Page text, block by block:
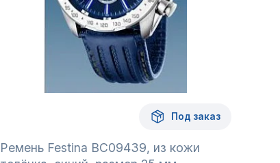
Под заказ
Ремень Festina BC09439, из кожи